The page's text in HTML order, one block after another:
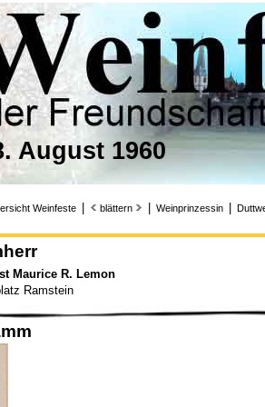
August 1960
Weinfeste blättern Weinprinzessin
Maurice R. Lemon
Ramstein